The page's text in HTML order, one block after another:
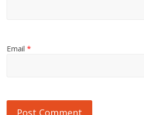
Email*